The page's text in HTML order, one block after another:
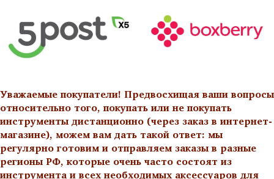
Уважаемые покупатели! Предвосхищая ваши вопросы
относительно того, покупать или не покупать
инструменты дистанционно (через заказ в интернет-
магазине), можем вам дать такой ответ: мы
регулярно готовим и отправляем заказы в разные
регионы РФ, которые очень часто состоят из
инструмента и всех необходимых аксессуаров для